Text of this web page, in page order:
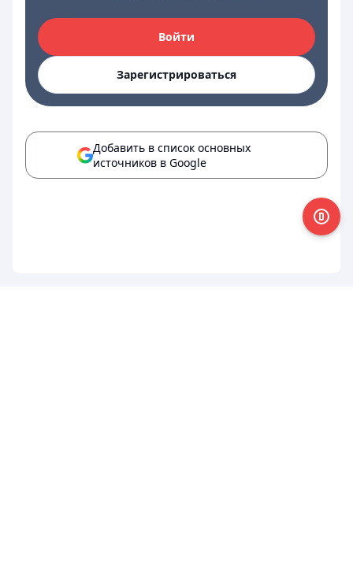
Войти
Зарегистрироваться
Добавить в список основных
источников в Google